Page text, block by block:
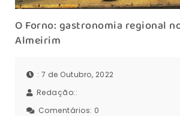
O Forno: gastronomia regional
Almeirim
: 7 de Outubro, 2022
Redação::
Comentários: 0